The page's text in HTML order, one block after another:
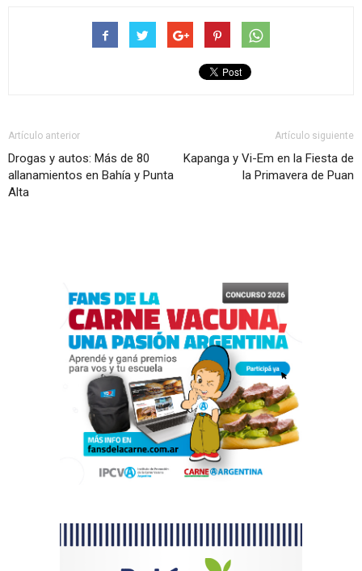
Artículo anterior
Drogas y autos: Más de 80
allanamientos en Bahía y Punta
Alta
Artículo siguiente
Kapanga y Vi-Em en la Fiesta de
la Primavera de Puan